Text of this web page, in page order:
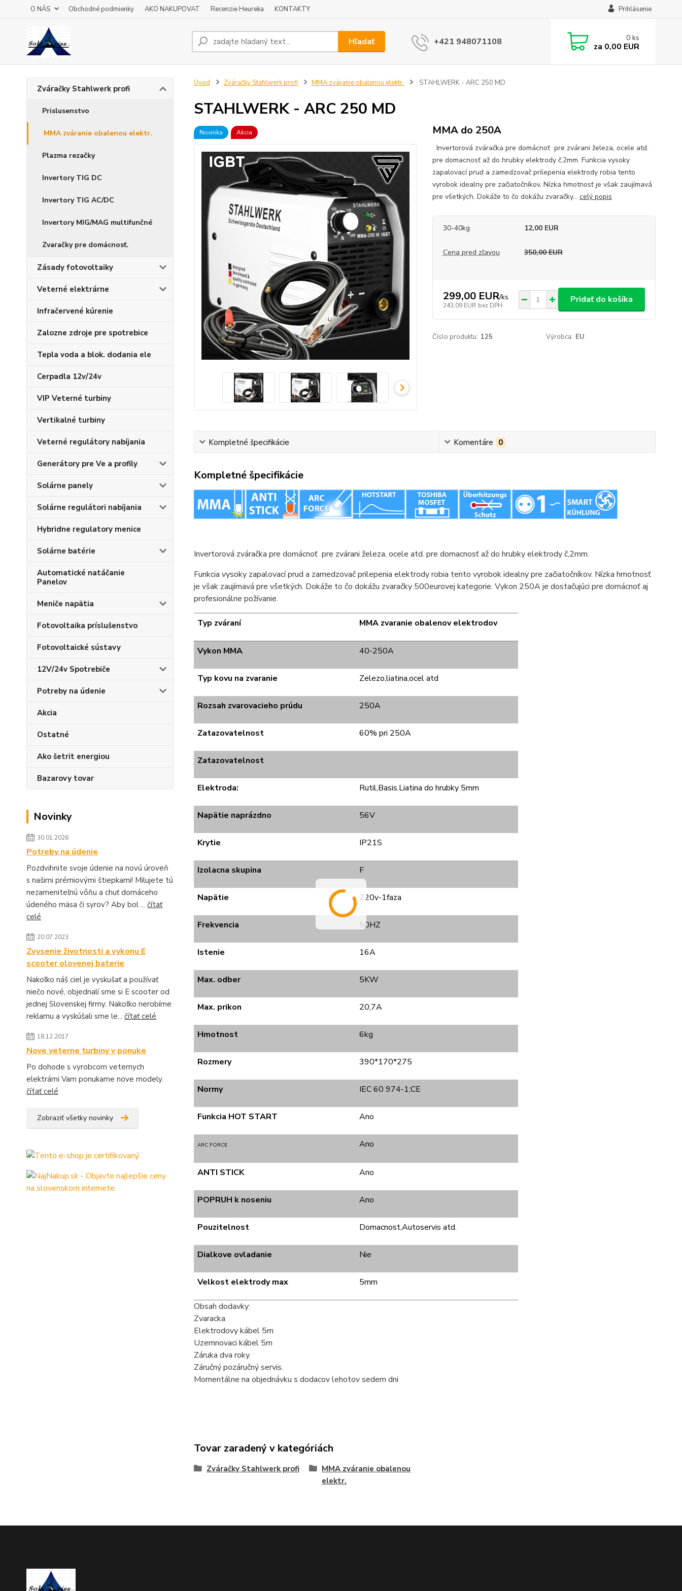
O NÁS Obchodné podmienky AKO NAKUPOVAT Recenzie Heureka KONTAKTY Prihlásenie
Hľadať +421 948071108 0 ks
za 0,00 EUR
Zváračky Stahlwerk profi
Prislusenstvo
MMA zváranie obalenou elektr.
Plazma rezačky
Invertory TIG DC
Invertory TIG AC/DC
Invertory MIG/MAG multifunčné
Zvaračky pre domácnosť.
Zásady fotovoltaiky
Veterné elektrárne
Infračervené kúrenie
Zalozne zdroje pre spotrebice
Tepla voda a blok. dodania ele
Cerpadla 12v/24v
VIP Veterné turbiny
Vertikalné turbiny
Veterné regulátory nabíjania
Generátory pre Ve a profily
Solárne panely
Solárne regulátori nabíjania
Hybridne regulatory menice
Solárne batérie
Automatické natáčanie
Panelov
Meniče napätia
Fotovoltaika príslušenstvo
Fotovoltaické sústavy
12V/24v Spotrebiče
Potreby na údenie
Akcia
Ostatné
Ako šetrit energiou
Bazarovy tovar
Novinky
30.01.2026
Potreby na údenie
Pozdvihnite svoje údenie na novú úroveň
s našimi prémiovými štiepkami! Milujete tú
nezameniteľnú vôňu a chuť domáceho
údeného mäsa či syrov? Aby bol ... čítať
celé
20.07.2023
Zvysenie životnosti a vykonu E
scooter olovenej baterie
Nakoľko náš ciel je vyskušať a používať
niečo nové, objednalí sme si E scooter od
jednej Slovenskej firmy. Nakoľko nerobíme
reklamu a vyskúšali sme le... čítať celé
18.12.2017
Nove veterne turbiny v ponuke
Po dohode s vyrobcom veternych
elektrárni Vam ponukame nove modely.
čítať celé
Zobraziť všetky novinky
Úvod Zváračky Stahlwerk profi MMA zváranie obalenou elektr. STAHLWERK - ARC 250 MD
STAHLWERK - ARC 250 MD
Novinka Akcia MMA do 250A
Invertorová zváračka pre domácnoť pre zvárani železa, ocele atd.
pre domacnosť až do hrubky elektrody č,2mm. Funkcia vysoky
zapalovací prud a zamedzovač prilepenia elektrody robia tento
vyrobok idealny pre začiatočníkov. Nízka hmotnosť je však zaujímavá
pre všetkých. Dokáže to čo dokážu zvaračky... celý popis
30-40kg 12,00 EUR
Cena pred zľavou 350,00 EUR
299,00 EUR/ks
243,09 EUR bez DPH
Pridať do košíka
Číslo produktu: 125 Výrobca: EU
Kompletné špecifikácie Komentáre 0
Kompletné špecifikácie
Invertorová zváračka pre domácnoť pre zvárani železa, ocele atd. pre domacnosť až do hrubky elektrody č,2mm.
Funkcia vysoky zapalovací prud a zamedzovač prilepenia elektrody robia tento vyrobok idealny pre začiatočníkov. Nízka hmotnosť
je však zaujímavá pre všetkých. Dokáže to čo dokážu zvaračky 500eurovej kategorie. Vykon 250A je dostačujúci pre domácnoť aj
profesionálne požívanie.
Typ zváraní MMA zvaranie obalenov elektrodov
Vykon MMA 40-250A
Typ kovu na zvaranie Zelezo,liatina,ocel atd
Rozsah zvarovacieho prúdu 250A
Zatazovatelnost 60% pri 250A
Zatazovatelnost
Elektroda: Rutil,Basis.Liatina do hrubky 5mm
Napätie naprázdno 56V
Krytie IP21S
Izolacna skupina F
Napätie 220v-1faza
Frekvencia 50HZ
Istenie 16A
Max. odber 5KW
Max. prikon 20,7A
Hmotnost 6kg
Rozmery 390*170*275
Normy IEC 60 974-1;CE
Funkcia HOT START Ano
ARC FORCE Ano
ANTI STICK Ano
POPRUH k noseniu Ano
Pouzitelnost Domacnost,Autoservis atd.
Dialkove ovladanie Nie
Velkost elektrody max 5mm
Obsah dodavky:
Zvaracka
Elektrodovy kábel 5m
Uzemnovaci kábel 5m
Záruka dva roky.
Záručný pozáručný servis.
Momentálne na objednávku s dodacov lehotov sedem dni
Tovar zaradený v kategóriách
Zváračky Stahlwerk profi
MMA zváranie obalenou
elektr.